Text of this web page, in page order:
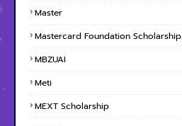
Master
Mastercard Foundation Scholarship
MBZUAI
Meti
MEXT Scholarship